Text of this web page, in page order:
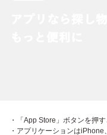
・「App Store」ボタンを押
・アプリケーションは